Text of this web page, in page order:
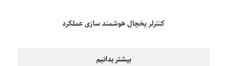
کنترلر یخچال هوشمند سازی عملکرد
بیشتر بدانیم